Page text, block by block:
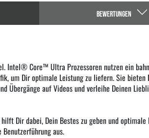
BEWERTUNGEN
Core™ Ultra Prozessoren nutzen ein
Dir optimale Leistung zu liefern. Sie bieten
auf Videos und verleihe Deinen
Dir dabei, Dein Bestes zu geben und
aus.